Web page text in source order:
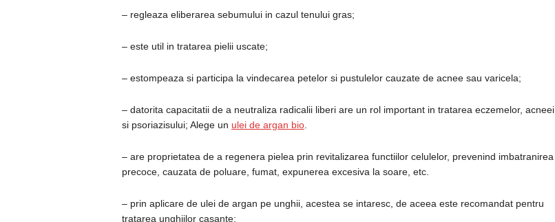
– regleaza eliberarea sebumului in cazul tenului gras;
– este util in tratarea pielii uscate;
– estompeaza si participa la vindecarea petelor si pustulelor cauzate de acnee sau varicela;
– datorita capacitatii de a neutraliza radicalii liberi are un rol important in tratarea eczemelor, acneei
si psoriazisului; Alege un ulei de argan bio.
– are proprietatea de a regenera pielea prin revitalizarea functiilor celulelor, prevenind imbatranirea
precoce, cauzata de poluare, fumat, expunerea excesiva la soare, etc.
– prin aplicare de ulei de argan pe unghii, acestea se intaresc, de aceea este recomandat pentru
tratarea unghiilor casante;